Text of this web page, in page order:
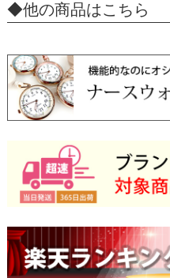
◆他の商品はこちら